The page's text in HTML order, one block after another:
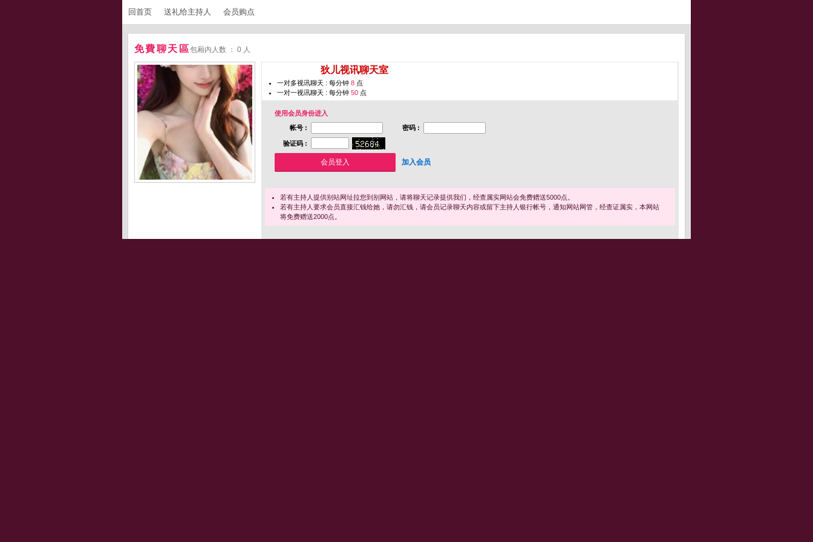
回首页 送礼给主持人 会员购点
免費聊天區包厢内人数 ： 0 人
狄儿视讯聊天室
一对多视讯聊天 : 每分钟 8 点
一对一视讯聊天 : 每分钟 50 点
使用会员身份进入
帐号 :
密码 :
验证码 :
加入会员
若有主持人提供别站网址拉您到别网站，请将聊天记录提供我们，经查属实网站会免费赠送5000点。
若有主持人要求会员直接汇钱给她，请勿汇钱，请会员记录聊天内容或留下主持人银行帐号，通知网站网管，经查证属实，本网站
将免费赠送2000点。